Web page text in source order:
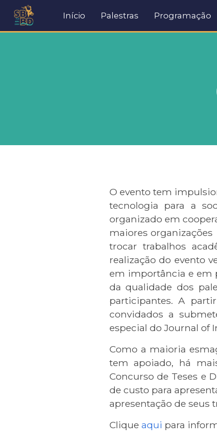
Início Palestras Programação
O evento tem
tecnologia para a
organizado em
maiores
trocar trabalhos
realização do evento
em importância e em
da qualidade dos
participantes. A
convidados a
especial do Journal of
Como a maioria
tem apoiado, há
Concurso de Teses e
de custo para
apresentação de seus
Clique aqui para